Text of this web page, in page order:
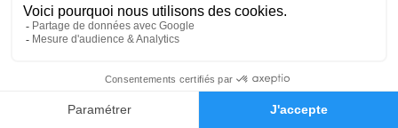
Faire-part Hommages
mardi 10 octobre 2023 à 10h30
Information indisponible
Je rends hommage